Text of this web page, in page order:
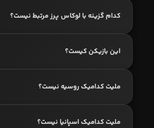
کدام گزینه با لوکاس پرز مرتبط نیست؟
این بازیکن کیست؟
ملیت کدامیک روسیه نیست؟
ملیت کدامیک اسپانیا نیست؟